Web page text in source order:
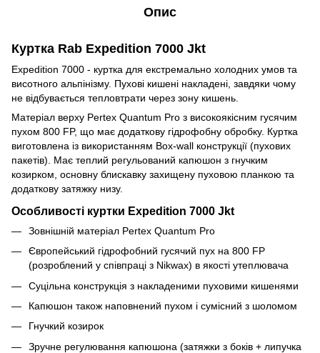
Опис
Куртка Rab Expedition 7000 Jkt
Expedition 7000 - куртка для екстремально холодних умов та
висотного альпінізму. Пухові кишені накладені, завдяки чому
не відбувається тепловтрати через зону кишень.
Матеріал верху Pertex Quantum Pro з високоякісним гусячим
пухом 800 FP, що має додаткову гідрофобну обробку. Куртка
виготовлена із використанням Box-wall конструкції (пухових
пакетів). Має теплий регульований капюшон з гнучким
козирком, основну блискавку захищену пуховою планкою та
додаткову затяжку низу.
Особливості куртки Expedition 7000 Jkt
Зовнішній матеріал Pertex Quantum Pro
Європейський гідрофобний гусячий пух на 800 FP
(розроблений у співпраці з Nikwax) в якості утеплювача
Суцільна конструкція з накладеними пуховими кишенями
Капюшон також наповнений пухом і сумісний з шоломом
Гнучкий козирок
Зручне регулювання капюшона (затяжки з боків + липучка